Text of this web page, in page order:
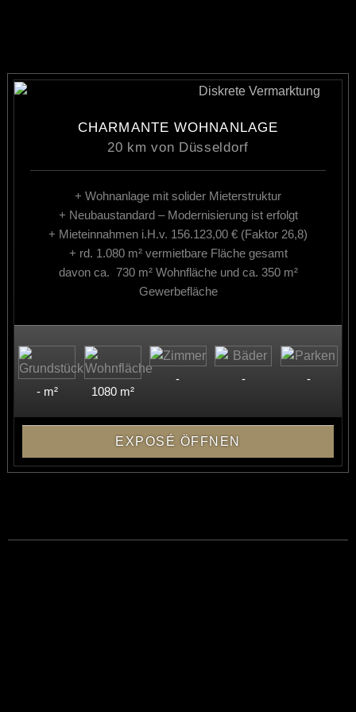
CHARMANTE WOHNANLAGE
20 km von Düsseldorf
+ Wohnanlage mit solider Mieterstruktur
+ Neubaustandard – Modernisierung ist erfolgt
+ Mieteinnahmen i.H.v. 156.123,00 € (Faktor 26,8)
+ rd. 1.080 m² vermietbare Fläche gesamt
davon ca. 730 m² Wohnfläche und ca. 350 m²
Gewerbefläche
- m² 1080 m²
- - -
EXPOSÉ ÖFFNEN